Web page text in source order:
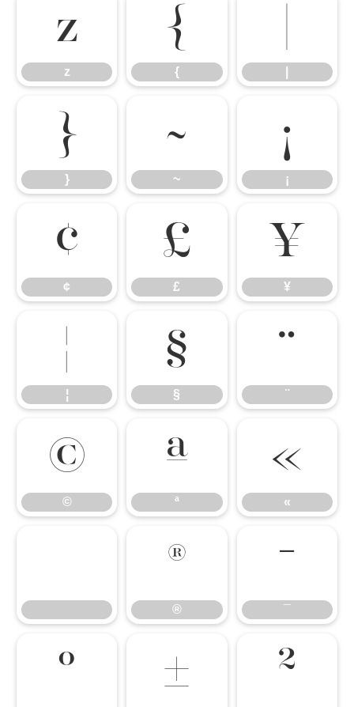
z
z
{
{
}
}
~
~
¡
¡
¢
¢
£
£
¥
¥
¦
¦
§
§
¨
¨
©
©
ª
ª
«
«
®
®
¯
¯
° ± ²